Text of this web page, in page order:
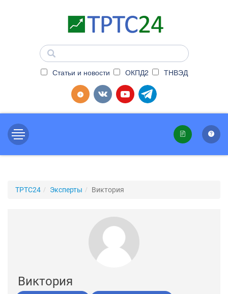
Статьи и новости ОКПД2 ТНВЭД
ТРТС24 Эксперты Виктория
Виктория